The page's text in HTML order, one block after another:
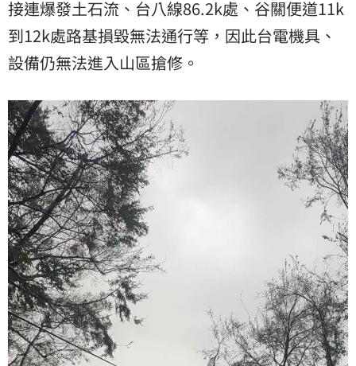
接連爆發土石流、台八線86.2k處、谷關便道11k
到12k處路基損毀無法通行等，因此台電機具、
設備仍無法進入山區搶修。